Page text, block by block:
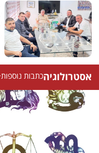
אסטרולוגיהכתבות נוספות